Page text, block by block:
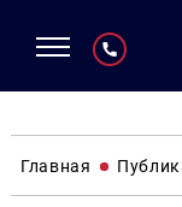
Главная